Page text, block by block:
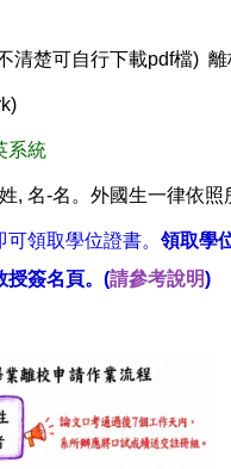
清楚可自行下載pdf檔)
系統
, 名-名。外國生一律依
領取學位證書。 領取學
授簽名頁。(請參考說明)